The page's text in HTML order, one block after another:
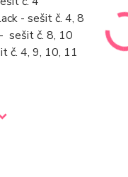
- sešit č. 4, 8
sešit č. 8, 10
č. 4, 9, 10, 11